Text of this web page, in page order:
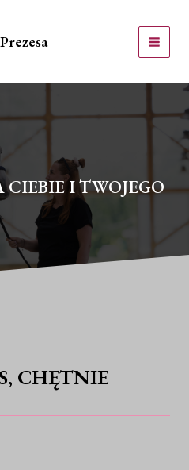
CIEBIE I TWOJEGO
CHĘTNIE